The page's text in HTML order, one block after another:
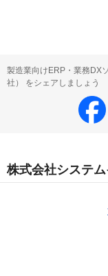
製造業向けERP・業務DX
社） をシェアしましょう
株式会社システ